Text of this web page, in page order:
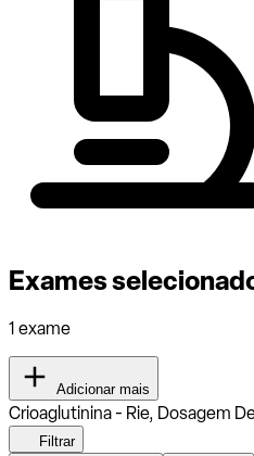
Exames
1 exame
Adicionar mais
Crioaglutinina - Rie, Dosagem
Filtrar